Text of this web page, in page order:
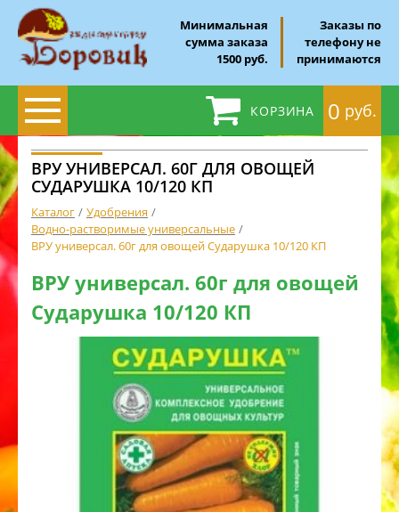
Минимальная
сумма заказа
1500 руб.
Заказы по
телефону не
принимаются
КОРЗИНА 0 руб.
ВРУ УНИВЕРСАЛ. 60Г ДЛЯ ОВОЩЕЙ
СУДАРУШКА 10/120 КП
Каталог
Удобрения
Водно-растворимые универсальные
ВРУ универсал. 60г для овощей Сударушка 10/120 КП
ВРУ универсал. 60г для овощей
Сударушка 10/120 КП